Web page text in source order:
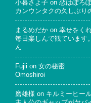
小暮さよ子 on 恋はぽろ
カンウンタクの久しぶり
まるめだか on 幸せをく
毎日楽しんで観ています
ん…
Fujii on 女の秘密
Omoshiroi
磨雄様 on キルミーヒー